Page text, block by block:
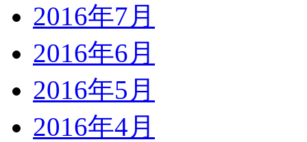
2016年7月
2016年6月
2016年5月
2016年4月